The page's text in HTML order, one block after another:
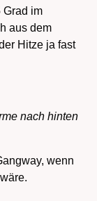
Grad im
aus dem
Hitze ja fast
nach hinten
wenn